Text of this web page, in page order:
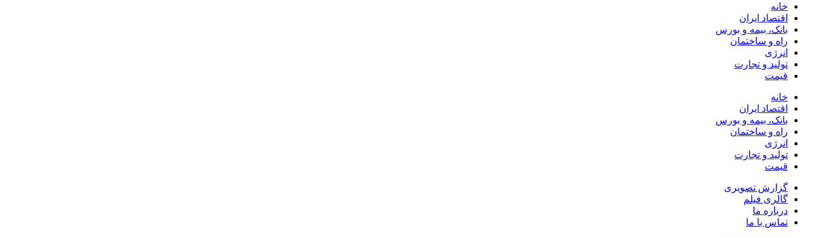
خانه
اقتصاد ایران
بانک، بیمه و بورس
راه و ساختمان
انرژی
تولید و تجارت
قیمت
خانه
اقتصاد ایران
بانک، بیمه و بورس
راه و ساختمان
انرژی
تولید و تجارت
قیمت
گزارش تصویری
گالری فیلم
درباره ما
تماس با ما